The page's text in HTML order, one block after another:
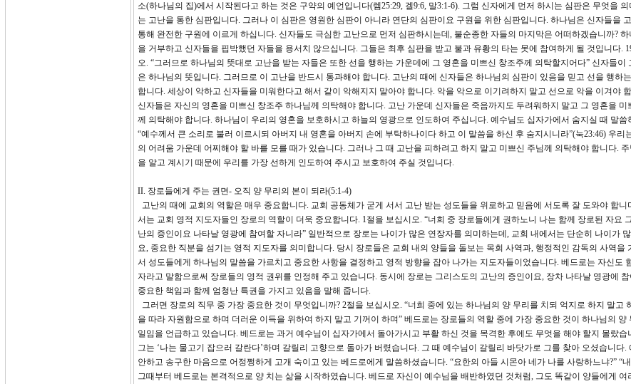
소(하나님의 집)에서 시작된다고 하는 것은 구약의 예언입니다(렘25:29, 겔9:6, 말3:1-6). 그럼 신자에게 먼저 하시는 심판은 무엇을 의
는 고난을 통한 심판입니다. 그러나 이 심판은 영원한 심판이 아니라 연단의 심판이요 구원을 위한 심판입니다. 하나님은 신자들을
통해 완전한 구원에 이르게 하십니다. 신자들도 극심한 고난으로 먼저 심판하시는데, 불순종한 자들의 마지막은 어떠하겠습니까? 하
을 거부하고 신자들을 핍박했던 자들을 용서치 않으십니다. 그들은 최후 심판을 받고 불과 유황의 타는 못에 참여하게 될 것입니다.
오. “그러므로 하나님의 뜻대로 고난을 받는 자들은 또한 선을 행하는 가운데에 그 영혼을 미쁘신 창조주께 의탁할지어다” 신자들이
은 하나님의 뜻입니다. 그러므로 이 고난을 반드시 통과해야 합니다. 고난의 때에 신자들은 하나님의 심판이 있음을 믿고 선을 행하
합니다. 세상이 악하고 신자들을 미워한다고 해서 같이 악해지지 말아야 합니다. 악을 악으로 이기려하지 말고 선으로 악을 이겨야
신자들은 자신의 영혼을 미쁘신 창조주 하나님께 의탁해야 합니다. 고난 가운데 신자들은 죽음까지도 두려워하지 말고 그 영혼을 미
께 의탁해야 합니다. 하나님이 우리의 영혼을 보호하시고 하늘의 영광으로 인도하여 주십니다. 예수님도 십자가에서 숨지실 때 말씀
“예수께서 큰 소리로 불러 이르시되 아버지 내 영혼을 아버지 손에 부탁하나이다 하고 이 말씀을 하신 후 숨지시니라”(눅23:46) 우리
의 어려움 가운데 어찌해야 할 바를 모를 때가 있습니다. 그러나 그 때 고난을 피하려고 하지 말고 미쁘신 주님께 의탁해야 합니다. 주
을 알고 계시기 때문에 우리를 가장 선하게 인도하여 주시고 보호하여 주실 것입니다.
II. 장로들에게 주는 권면- 오직 양 무리의 본이 되라(5:1-4)
고난의 때에 교회의 역할은 매우 중요합니다. 교회 공동체가 굳게 서서 고난 받는 성도들을 위로하고 믿음에 서도록 잘 도와야 합니
서는 교회 영적 지도자들인 장로의 역할이 더욱 중요합니다. 1절을 보십시오. “너희 중 장로들에게 권하노니 나는 함께 장로된 자요
난의 증인이요 나타날 영광에 참여할 자니라” 일반적으로 장로는 나이가 많은 연장자를 의미하는데, 교회 내에서는 단순히 나이가 많
요, 중요한 직분을 섬기는 영적 지도자를 의미합니다. 당시 장로들은 교회 내의 양들을 돌보는 목회 사역과, 행정적인 감독의 사역을
서 성도들에게 하나님의 말씀을 가르치고 중요한 사항을 결정하고 영적 방향을 잡아 나가는 지도자들이었습니다. 베드로는 자신도
자라고 말함으로써 장로들의 영적 권위를 인정해 주고 있습니다. 동시에 장로는 그리스도의 고난의 증인이요, 장차 나타날 영광에 참
중요한 책임과 함께 엄청난 특권을 가지고 있음을 말해 줍니다.
그러면 장로의 직무 중 가장 중요한 것이 무엇입니까? 2절을 보십시오. “너희 중에 있는 하나님의 양 무리를 치되 억지로 하지 말고
을 따라 자원함으로 하며 더러운 이득을 위하여 하지 말고 기꺼이 하며” 베드로는 장로들의 역할 중에 가장 중요한 것이 하나님의 양
일임을 언급하고 있습니다. 베드로는 과거 예수님이 십자가에서 돌아가시고 부활 하신 것을 목격한 후에도 무엇을 해야 할지 몰랐습
그는 ‘나는 물고기 잡으러 갈란다’하며 갈릴리 고향으로 돌아가 버렸습니다. 그 때 예수님이 갈릴리 바닷가로 그를 찾아 오셨습니다.
안하고 송구한 마음으로 어정쩡하게 고개 숙이고 있는 베드로에게 말씀하셨습니다. “요한의 아들 시몬아 네가 나를 사랑하느냐?” “
그때부터 베드로는 본격적으로 양 치는 삶을 시작하였습니다. 베드로 자신이 예수님을 배반하였던 것처럼, 그도 똑같이 양들에게 여